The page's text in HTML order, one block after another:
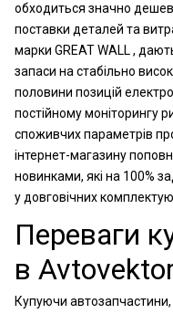
обходиться значно
поставки деталей та
марки GREAT WALL ,
запаси на стабільно
половини позицій
постійному моніторингу
споживчих параметрів
інтернет-магазину
новинками, які на 100%
у довговічних
Переваги
в
Купуючи автозапчастини,